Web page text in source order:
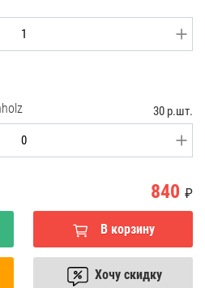
30 р.шт.
840 ₽
В корзину
Хочу скидку